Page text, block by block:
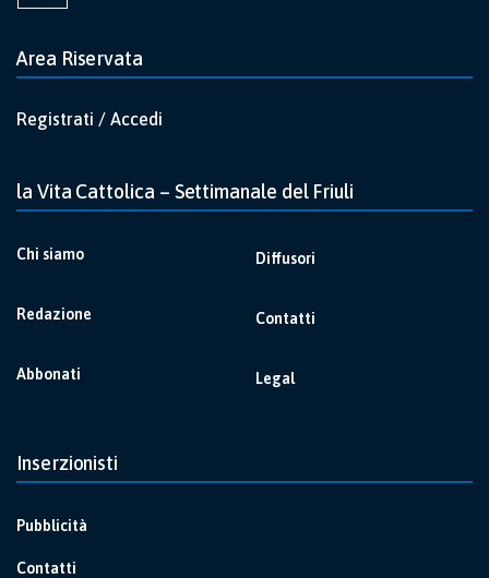
Area Riservata
Registrati / Accedi
la Vita Cattolica – Settimanale del Friuli
Chi siamo
Redazione
Abbonati
Diffusori
Contatti
Legal
Inserzionisti
Pubblicità
Contatti